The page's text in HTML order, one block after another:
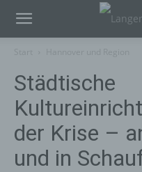
Städtische
der Krise –
und in